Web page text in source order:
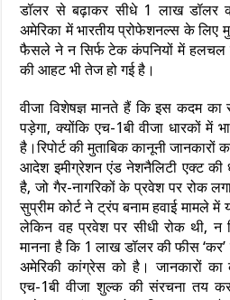
डॉलर से बढ़ाकर सीधे 1 लाख डॉलर
अमेरिका में भारतीय प्रोफेशनल्स के
फैसले ने न सिर्फ टेक कंपनियों में हलचल
की आहट भी तेज हो गई है।
वीजा विशेषज्ञ मानते हैं कि इस कदम का
पड़ेगा, क्योंकि एच-1बी वीजा धारकों में
है।रिपोर्ट की मुताबिक कानूनी जानकारों
आदेश इमीग्रेशन एंड नेशनैलिटी एक्ट की
है, जो गैर-नागरिकों के प्रवेश पर रोक
सुप्रीम कोर्ट ने ट्रंप बनाम हवाई मामले में
लेकिन वह प्रवेश पर सीधी रोक थी, न
मानना है कि 1 लाख डॉलर की फीस
अमेरिकी कांग्रेस को है। जानकारों
एच-1बी वीजा शुल्क की संरचना तय